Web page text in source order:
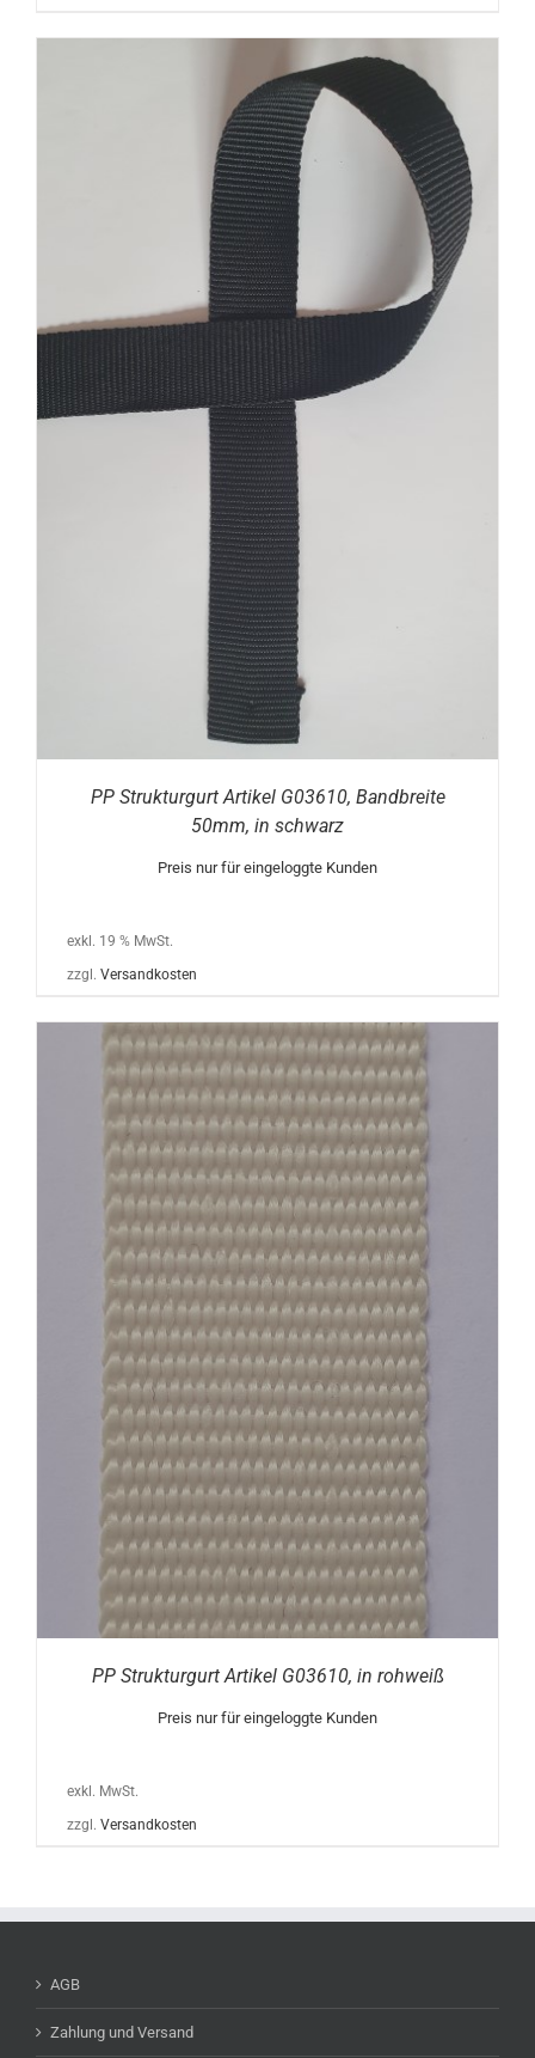
PP Strukturgurt Artikel G03610, Bandbreite
50mm, in schwarz
Preis nur für eingeloggte Kunden
exkl. 19 % MwSt.
zzgl. Versandkosten
PP Strukturgurt Artikel G03610, in rohweiß
Preis nur für eingeloggte Kunden
exkl. MwSt.
zzgl. Versandkosten
AGB
Zahlung und Versand